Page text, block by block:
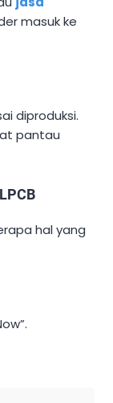
masuk ke
diproduksi.
pantau
hal yang